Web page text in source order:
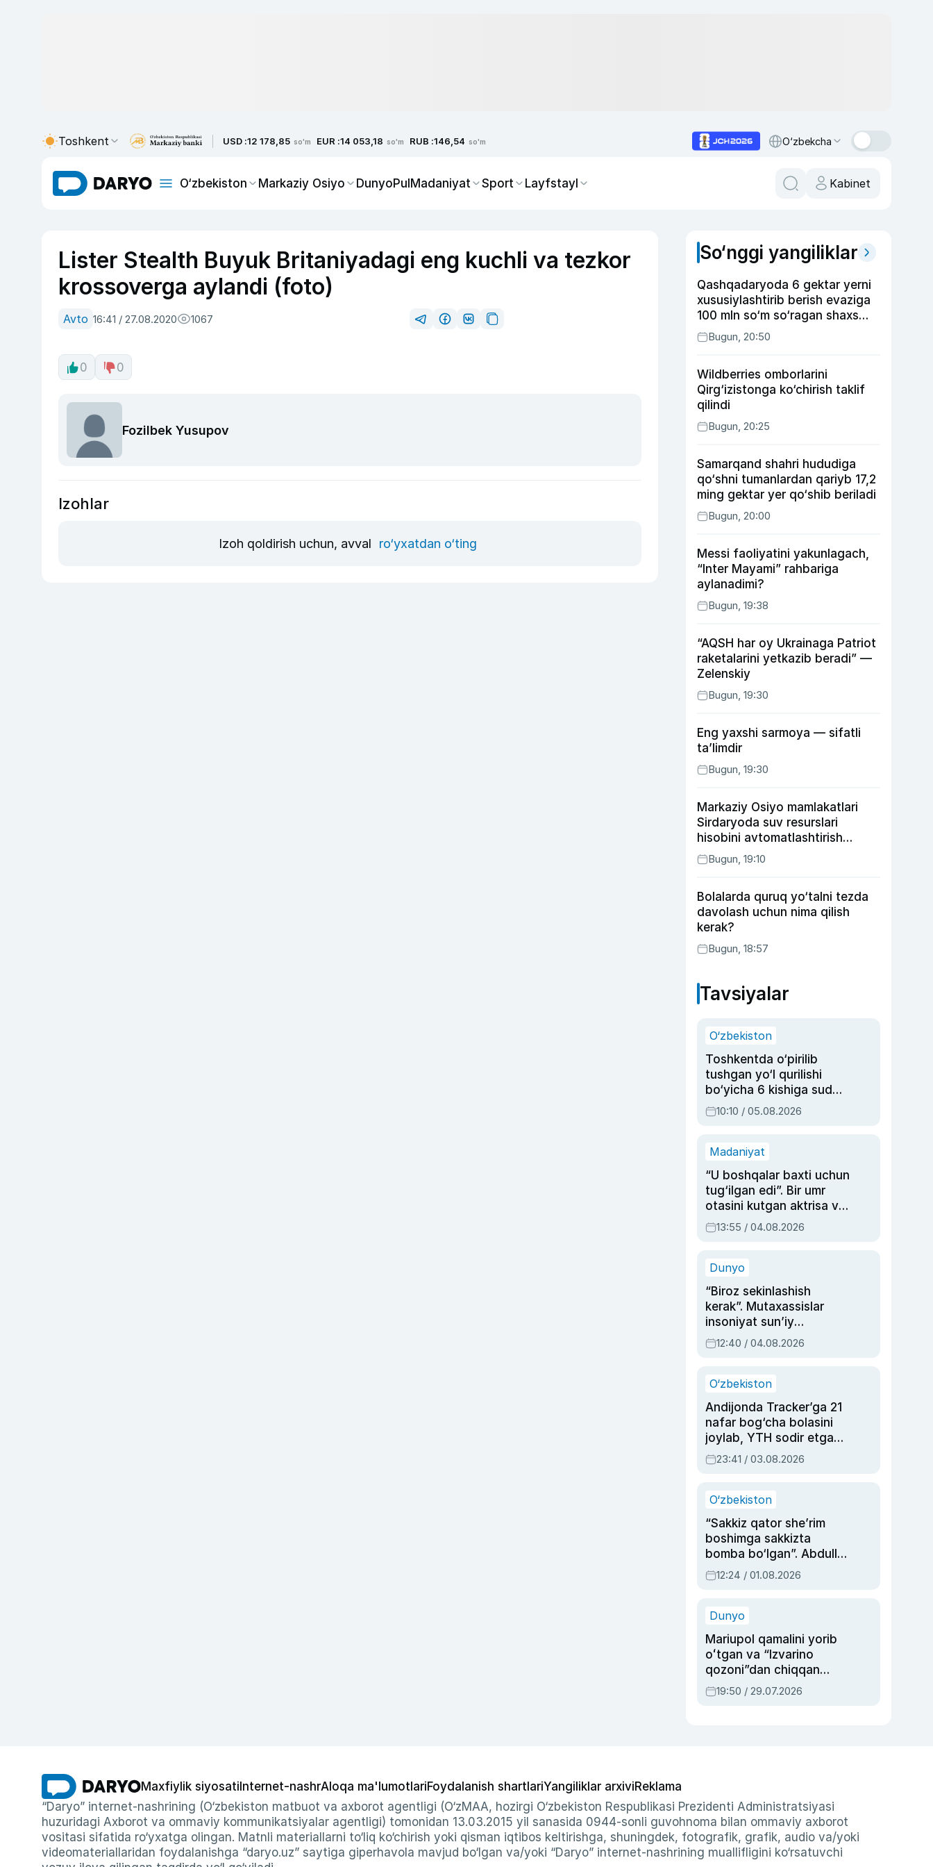
Toshkent USD :12 178,85 so'm EUR :14 053,18 so'm RUB :146,54 so'm O‘zbekcha
O‘zbekiston Markaziy Osiyo DunyoPulMadaniyat Sport Layfstayl Kabinet
Lister Stealth Buyuk Britaniyadagi eng kuchli va tezkor
krossoverga aylandi (foto)
Avto 16:41 / 27.08.2020 1067
0 0
Fozilbek Yusupov
Izohlar
Izoh qoldirish uchun, avval ro‘yxatdan o‘ting
So‘nggi yangiliklar
Qashqadaryoda 6 gektar yerni
xususiylashtirib berish evaziga
100 mln so‘m so‘ragan shaxs
ushlandi
Bugun, 20:50
Wildberries omborlarini
Qirg‘izistonga ko‘chirish taklif
qilindi
Bugun, 20:25
Samarqand shahri hududiga
qo‘shni tumanlardan qariyb 17,2
ming gektar yer qo‘shib beriladi
Bugun, 20:00
Messi faoliyatini yakunlagach,
“Inter Mayami” rahbariga
aylanadimi?
Bugun, 19:38
“AQSH har oy Ukrainaga Patriot
raketalarini yetkazib beradi” —
Zelenskiy
Bugun, 19:30
Eng yaxshi sarmoya — sifatli
ta’limdir
Bugun, 19:30
Markaziy Osiyo mamlakatlari
Sirdaryoda suv resurslari
hisobini avtomatlashtirish
rejasini ishlab chiqishni
ma’qulladi
Bugun, 19:10
Bolalarda quruq yo‘talni tezda
davolash uchun nima qilish
kerak?
Bugun, 18:57
Tavsiyalar
O‘zbekiston
Toshkentda o‘pirilib
tushgan yo‘l qurilishi
bo‘yicha 6 kishiga sud
hukmi o‘qildi
10:10 / 05.08.2026
Madaniyat
“U boshqalar baxti uchun
tug‘ilgan edi”. Bir umr
otasini kutgan aktrisa va
dublyaj ustasi Rimma
Ahmedovaning
13:55 / 04.08.2026
Dunyo
“Biroz sekinlashish
kerak”. Mutaxassislar
insoniyat sun’iy
intellektni boshqara
olmay qolishidan xavotir
12:40 / 04.08.2026
O‘zbekiston
Andijonda Tracker’ga 21
nafar bog‘cha bolasini
joylab, YTH sodir etgan
ayolga sud hukmi o‘qildi
23:41 / 03.08.2026
O‘zbekiston
“Sakkiz qator she’rim
boshimga sakkizta
bomba bo‘lgan”. Abdulla
Oripovni siyosiy
ayblovlardan asrab
12:24 / 01.08.2026
Dunyo
Mariupol qamalini yorib
oʻtgan va “Izvarino
qozoni”dan chiqqan
qahramon — Ukraina
armiyasi bosh
19:50 / 29.07.2026
Maxfiylik siyosati Internet-nashrAloqa ma'lumotlariFoydalanish shartlariYangiliklar arxiviReklama
“Daryo” internet-nashrining (O‘zbekiston matbuot va axborot agentligi (O‘zMAA, hozirgi O‘zbekiston Respublikasi Prezidenti Administratsiyasi
huzuridagi Axborot va ommaviy kommunikatsiyalar agentligi) tomonidan 13.03.2015 yil sanasida 0944-sonli guvohnoma bilan ommaviy axborot
vositasi sifatida ro‘yxatga olingan. Matnli materiallarni to‘liq ko‘chirish yoki qisman iqtibos keltirishga, shuningdek, fotografik, grafik, audio va/yoki
videomateriallaridan foydalanishga “daryo.uz” saytiga giperhavola mavjud bo‘lgan va/yoki “Daryo” internet-nashrining muallifligini ko‘rsatuvchi